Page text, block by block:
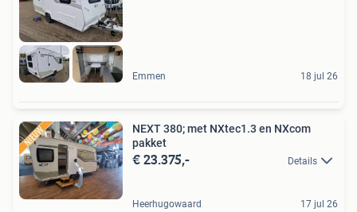
Emmen 18 jul 26
NEXT 380; met NXtec1.3 en NXcom
pakket
€ 23.375,- Details
Heerhugowaard 17 jul 26